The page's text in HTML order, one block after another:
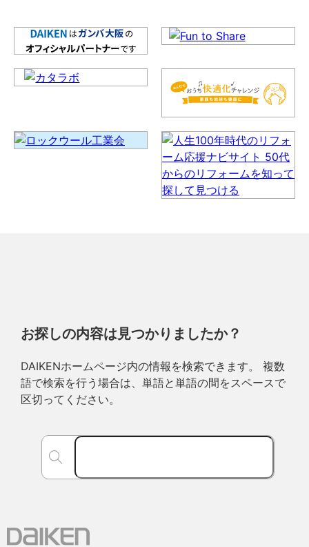
お探しの内容は見つかりましたか？
DAIKENホームページ内の情報を検索できます。 複数
語で検索を行う場合は、単語と単語の間をスペースで
区切ってください。